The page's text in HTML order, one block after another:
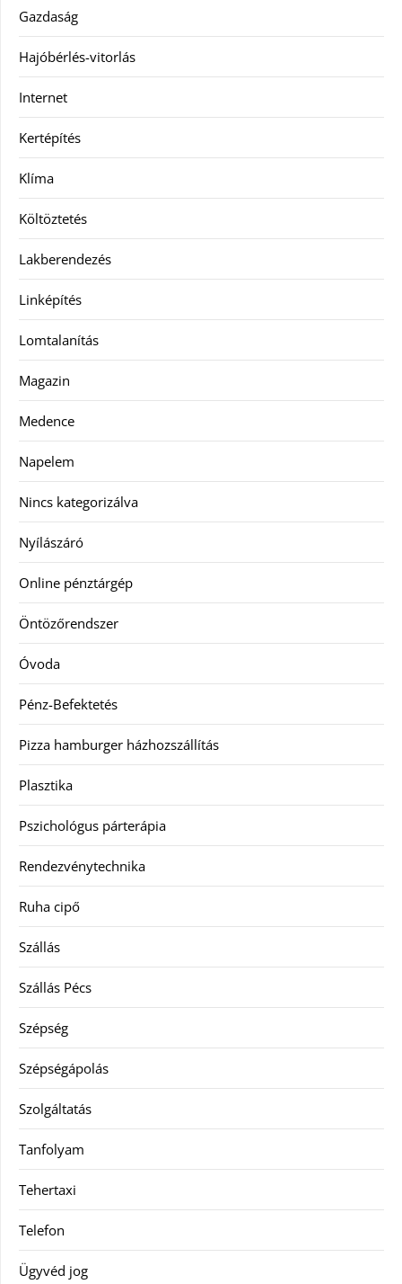
Gazdaság
Hajóbérlés-vitorlás
Internet
Kertépítés
Klíma
Költöztetés
Lakberendezés
Linképítés
Lomtalanítás
Magazin
Medence
Napelem
Nincs kategorizálva
Nyílászáró
Online pénztárgép
Öntözőrendszer
Óvoda
Pénz-Befektetés
Pizza hamburger házhozszállítás
Plasztika
Pszichológus párterápia
Rendezvénytechnika
Ruha cipő
Szállás
Szállás Pécs
Szépség
Szépségápolás
Szolgáltatás
Tanfolyam
Tehertaxi
Telefon
Ügyvéd jog